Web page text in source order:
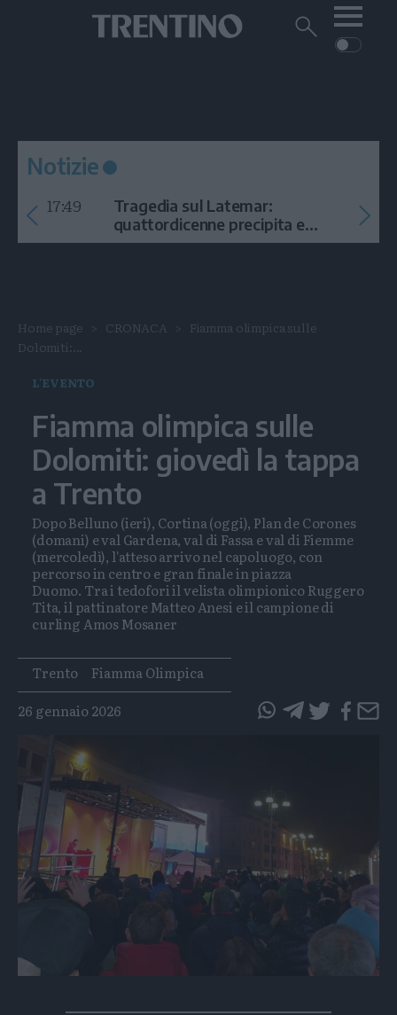
Cerca
CRONACA
GARDA
CULTURA
VIDEO
Notizie
17:49
Tragedia sul Latemar:
quattordicenne precipita e
muore
Home page CRONACA
Fiamma olimpica sulle
Dolomiti:...
L'EVENTO
Fiamma olimpica sulle
Dolomiti: giovedì la tappa
a Trento
Dopo Belluno (ieri), Cortina (oggi), Plan de Corones
(domani) e val Gardena, val di Fassa e val di Fiemme
(mercoledì), l'atteso arrivo nel capoluogo, con
percorso in centro e gran finale in piazza
Duomo. Tra i tedofori il velista olimpionico Ruggero
Tita, il pattinatore Matteo Anesi e il campione di
curling Amos Mosaner
Tags
Trento
Fiamma Olimpica
26 gennaio 2026